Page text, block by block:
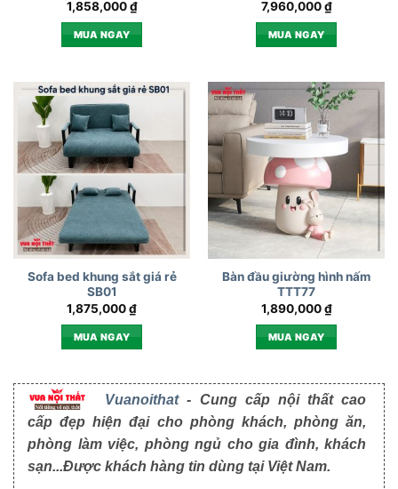
1,858,000₫
MUA NGAY
7,960,000₫
MUA NGAY
Sofa bed khung sắt giá rẻ
SB01
1,875,000₫
MUA NGAY
Bàn đầu giường hình nấm
TTT77
1,890,000₫
MUA NGAY
Vuanoithat- Cung cấp nội thất cao
cấp đẹp hiện đại cho phòng khách, phòng ăn,
phòng làm việc, phòng ngủ cho gia đình, khách
sạn...Được khách hàng tin dùng tại Việt Nam.